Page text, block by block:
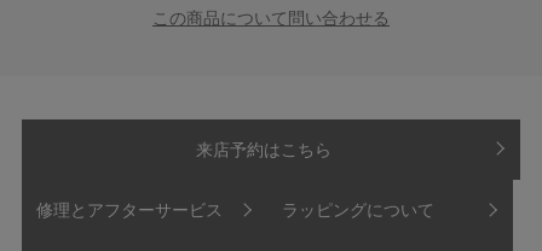
この商品について問い合わせる
来店予約はこちら
修理とアフターサービス ラッピングについて